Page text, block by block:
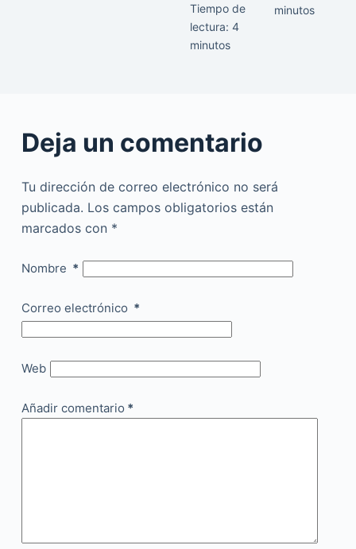
Tiempo de
lectura: 4
minutos
minutos
Deja un comentario
Tu dirección de correo electrónico no será
publicada. Los campos obligatorios están
marcados con *
Nombre *
Correo electrónico *
Web
Añadir comentario *